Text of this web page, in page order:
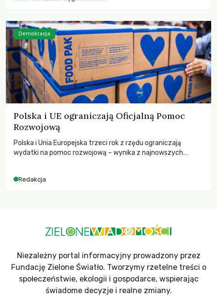
Polska i UE ograniczają Oficjalną Pomoc
Rozwojową
Polska i Unia Europejska trzeci rok z rzędu ograniczają
wydatki na pomoc rozwojową – wynika z najnowszych
odnotowano największe tąpnięcie ODA w historii. Jakie będą
Redakcja
Demokracja
Niezależny portal informacyjny prowadzony przez
Fundację Zielone Światło. Tworzymy rzetelne treści o
społeczeństwie, ekologii i gospodarce, wspierając
świadome decyzje i realne zmiany.